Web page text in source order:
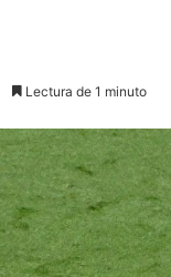
Lectura de 1 minuto